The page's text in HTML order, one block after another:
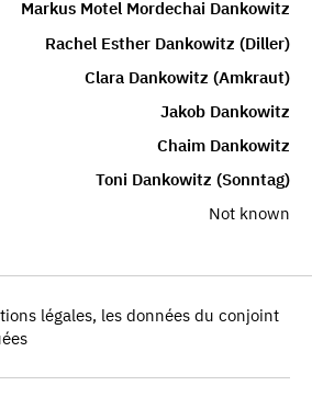
Markus Motel Mordechai Dankowitz
Rachel Esther Dankowitz (Diller)
Clara Dankowitz (Amkraut)
Jakob Dankowitz
Chaim Dankowitz
Toni Dankowitz (Sonntag)
Not known
légales, les données du conjoint